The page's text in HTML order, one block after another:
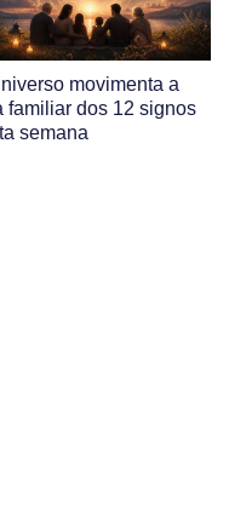
movimenta a
familiar dos 12 signos
semana